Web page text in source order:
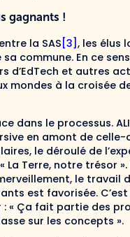
gagnants !
la SAS [3] , les élus
commune. En ce
et autres
mondes à la croisée
dans le processus.
en amont de
le déroulé de
Terre, notre trésor
le travail
est favorisée. C’est
: « Ça fait partie des
sur les concepts ».